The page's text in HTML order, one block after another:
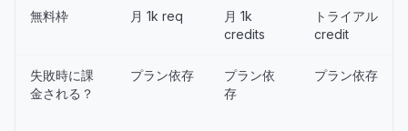
無料枠 月 1k req
月 1k
credits
トライアル
credit
失敗時に課
金される？
プラン依存
プラン依
存
プラン依存